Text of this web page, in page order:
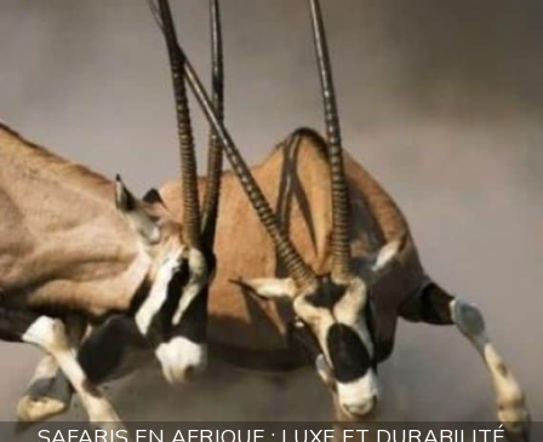
SAFARIS EN AFRIQUE : LUXE ET DURABILITÉ